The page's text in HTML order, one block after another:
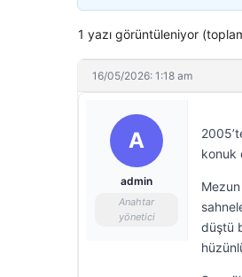
1 yazı görüntüleniyor
16/05/2026: 1:18 am
A
admin
Anahtar
yönetici
konuk
düştü